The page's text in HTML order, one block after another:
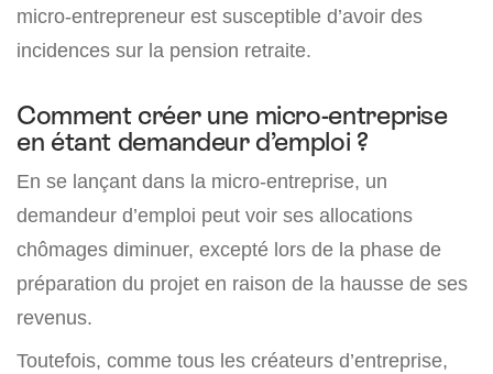
micro-entrepreneur est susceptible d’avoir des
incidences sur la pension retraite.
Comment créer une micro-entreprise
en étant demandeur d’emploi ?
En se lançant dans la micro-entreprise, un
demandeur d’emploi peut voir ses allocations
chômages diminuer, excepté lors de la phase de
préparation du projet en raison de la hausse de ses
revenus.
Toutefois, comme tous les créateurs d’entreprise,